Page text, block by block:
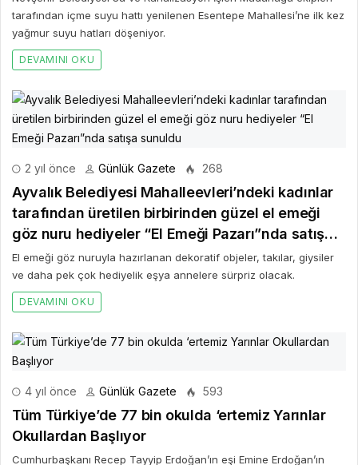
tarafından içme suyu hattı yenilenen Esentepe Mahallesi’ne ilk kez
yağmur suyu hatları döşeniyor.
DEVAMINI OKU
2 yıl önce Günlük Gazete 268
Ayvalık Belediyesi Mahalleevleri’ndeki kadınlar
tarafından üretilen birbirinden güzel el emeği
göz nuru hediyeler “El Emeği Pazarı”nda satışa
sunuldu
El emeği göz nuruyla hazırlanan dekoratif objeler, takılar, giysiler
ve daha pek çok hediyelik eşya annelere sürpriz olacak.
DEVAMINI OKU
4 yıl önce Günlük Gazete 593
Tüm Türkiye’de 77 bin okulda ‘ertemiz Yarınlar
Okullardan Başlıyor
Cumhurbaşkanı Recep Tayyip Erdoğan’ın eşi Emine Erdoğan’ın